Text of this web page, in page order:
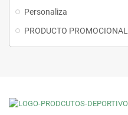
Personaliza
PRODUCTO PROMOCIONAL